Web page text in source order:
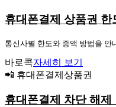
휴대폰결제 상품권 한
통신사별 한도와 증액 방법을 안
바로콕자세히 보기
📲 휴대폰결제상품권
휴대폰결제 차단 해제